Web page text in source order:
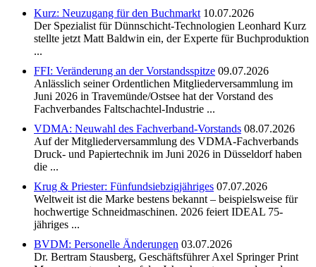
Kurz: Neuzugang für den Buchmarkt 10.07.2026
Der Spezialist für Dünnschicht-Technologien Leonhard Kurz
stellte jetzt Matt Baldwin ein, der Experte für Buchproduktion
...
FFI: Veränderung an der Vorstandsspitze 09.07.2026
Anlässlich seiner Ordentlichen Mitgliederversammlung im
Juni 2026 in Travemünde/Ostsee hat der Vorstand des
Fachverbandes Faltschachtel-Industrie ...
VDMA: Neuwahl des Fachverband-Vorstands 08.07.2026
Auf der Mitgliederversammlung des VDMA-Fachverbands
Druck- und Papiertechnik im Juni 2026 in Düsseldorf haben
die ...
Krug & Priester: Fünfundsiebzigjähriges 07.07.2026
Weltweit ist die Marke bestens bekannt – beispielsweise für
hochwertige Schneidmaschinen. 2026 feiert IDEAL 75-
jähriges ...
BVDM: Personelle Änderungen 03.07.2026
Dr. Bertram Stausberg, Geschäftsführer Axel Springer Print